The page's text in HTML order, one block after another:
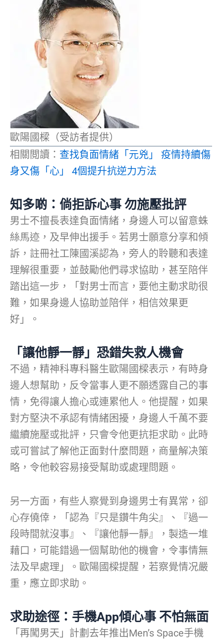
歐陽國樑（受訪者提供）
相關閲讀： 查找負面情緒「元兇」 疫情持續傷
身又傷「心」 4個提升抗逆力方法
知多啲：倘拒訴心事 勿施壓批評
男士不擅長表達負面情緒，身邊人可以留意蛛
絲馬迹，及早伸出援手。若男士願意分享和傾
訴，註冊社工陳國溪認為，旁人的聆聽和表達
理解很重要，並鼓勵他們尋求協助，甚至陪伴
踏出這一步，「對男士而言，要他主動求助很
難，如果身邊人協助並陪伴，相信效果更
好」。
「讓他靜一靜」恐錯失救人機會
不過，精神科專科醫生歐陽國樑表示，有時身
邊人想幫助，反令當事人更不願透露自己的事
情，免得讓人擔心或連累他人。他提醒，如果
對方堅決不承認有情緒困擾，身邊人千萬不要
繼續施壓或批評，只會令他更抗拒求助。此時
或可嘗試了解他正面對什麼問題，商量解决策
略，令他較容易接受幫助或處理問題。
另一方面，有些人察覺到身邊男士有異常，卻
心存僥倖，「認為『只是鑽牛角尖』、『過一
段時間就沒事』、『讓他靜一靜』，製造一堆
藉口，可能錯過一個幫助他的機會，令事情無
法及早處理」。歐陽國樑提醒，若察覺情况嚴
重，應立即求助。
求助途徑：手機App傾心事 不怕無面
「再闖男天」計劃去年推出Men’s Space手機